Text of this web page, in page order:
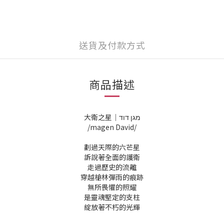
送貨及付款方式
商品描述
大衛之星｜מגן דוד
/magen David/
劃過天際的六芒星
訴說著全面的護衛
走過歷史的流離
穿越槍林彈雨的痕跡
無所畏懼的照耀
是靈魂堅定的支柱
綻放著不朽的光輝